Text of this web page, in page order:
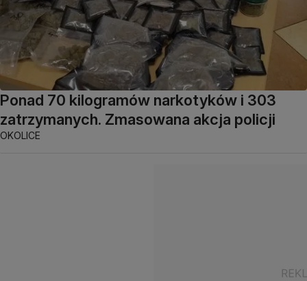
Ponad 70 kilogramów narkotyków i 303
zatrzymanych. Zmasowana akcja policji
OKOLICE